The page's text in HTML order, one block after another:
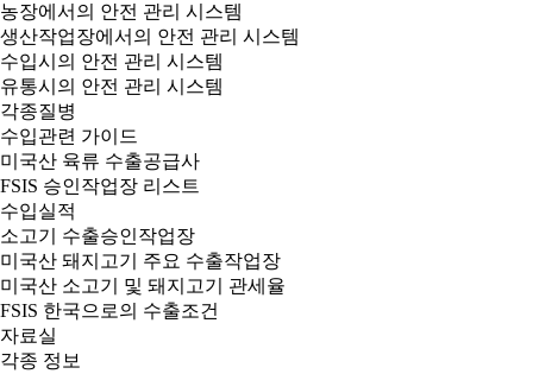
농장에서의 안전 관리 시스템
생산작업장에서의 안전 관리 시스템
수입시의 안전 관리 시스템
유통시의 안전 관리 시스템
각종질병
수입관련 가이드
미국산 육류 수출공급사
FSIS 승인작업장 리스트
수입실적
소고기 수출승인작업장
미국산 돼지고기 주요 수출작업장
미국산 소고기 및 돼지고기 관세율
FSIS 한국으로의 수출조건
자료실
각종 정보